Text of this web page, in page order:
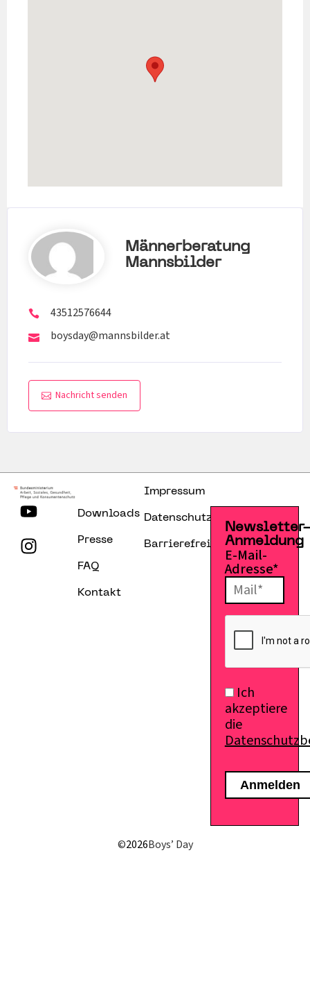
Männerberatung
Mannsbilder
43512576644
boysday@mannsbilder.at
Nachricht senden
Downloads
Presse
FAQ
Kontakt
Impressum
Datenschutzerklärung
Barrierefreiheitserklärung
Anmeldung
E-Mail-
Adresse*
Ich
akzeptiere
die
©2026Boys’ Day